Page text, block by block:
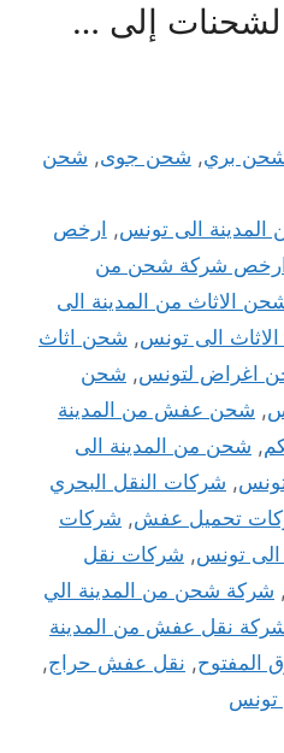
إلى …
بري, شحن جوى, شحن
المدينة الى تونس, ارخص
ارخص شركة شحن من
الاثاث من المدينة الى
الى تونس, شحن اثاث
اغراض لتونس, شحن
, شحن عفش من المدينة
, شحن من المدينة الى
, شركات النقل البحري
تحميل عفش, شركات
الى تونس, شركات نقل
, شركة شحن من المدينة الي
نقل عفش من المدينة
المفتوح, نقل عفش حراج,
تونس